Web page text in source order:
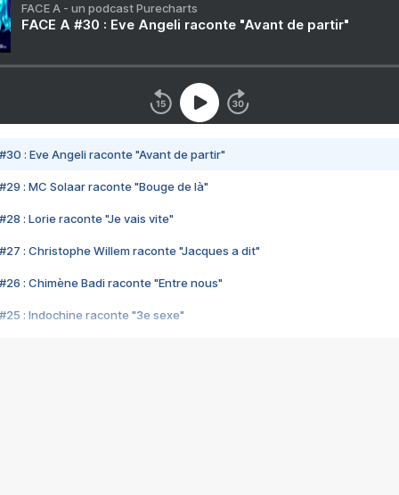
FACE A - un podcast Purecharts
FACE A #30 : Eve Angeli raconte "Avant de partir"
#30 : Eve Angeli raconte "Avant de partir"
#29 : MC Solaar raconte "Bouge de là"
#28 : Lorie raconte "Je vais vite"
#27 : Christophe Willem raconte "Jacques a dit"
#26 : Chimène Badi raconte "Entre nous"
#25 : Indochine raconte "3e sexe"